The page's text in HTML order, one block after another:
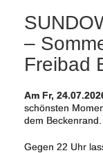
–
Freibad
Am Fr,
schönsten
dem Beckenrand.
Gegen 22 Uhr